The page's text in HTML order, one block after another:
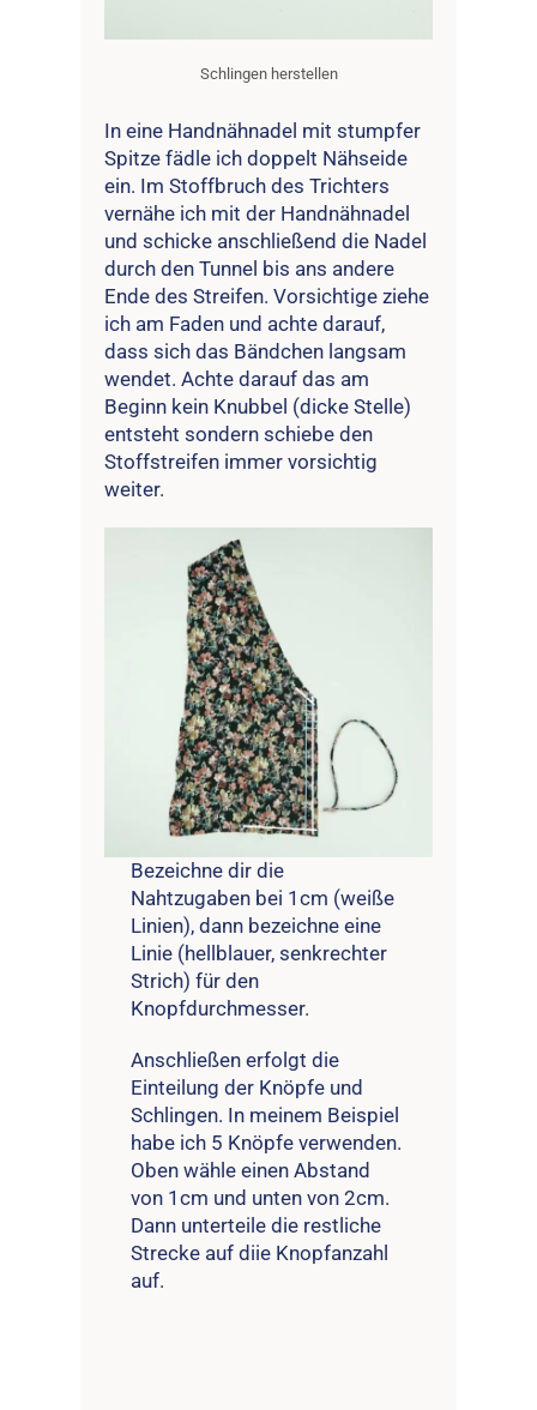
Schlingen herstellen
In eine Handnähnadel mit stumpfer
Spitze fädle ich doppelt Nähseide
ein. Im Stoffbruch des Trichters
vernähe ich mit der Handnähnadel
und schicke anschließend die Nadel
durch den Tunnel bis ans andere
Ende des Streifen. Vorsichtige ziehe
ich am Faden und achte darauf,
dass sich das Bändchen langsam
wendet. Achte darauf das am
Beginn kein Knubbel (dicke Stelle)
entsteht sondern schiebe den
Stoffstreifen immer vorsichtig
weiter.
Bezeichne dir die
Nahtzugaben bei 1cm (weiße
Linien), dann bezeichne eine
Linie (hellblauer, senkrechter
Strich) für den
Knopfdurchmesser.
Anschließen erfolgt die
Einteilung der Knöpfe und
Schlingen. In meinem Beispiel
habe ich 5 Knöpfe verwenden.
Oben wähle einen Abstand
von 1cm und unten von 2cm.
Dann unterteile die restliche
Strecke auf diie Knopfanzahl
auf.